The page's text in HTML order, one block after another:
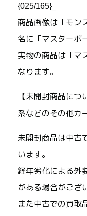
{025/165}_
商品画像は「モン
名に「マスターボ
実物の商品は「マ
なります。
【未開封商品に
系などのその他カ
未開封商品は中古
います。
経年劣化による外
がある場合がござ
また中古での買取